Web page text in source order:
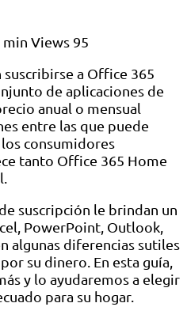
min Views 95
suscribirse a Office 365
de aplicaciones de
anual o mensual
entre las que puede
consumidores
tanto Office 365 Home
suscripción le brindan un
PowerPoint, Outlook,
algunas diferencias sutiles
su dinero. En esta guía,
y lo ayudaremos a elegir
para su hogar.